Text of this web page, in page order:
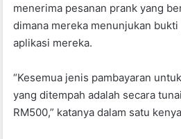
menerima pesanan prank yang
dimana mereka menunjukan bukti
aplikasi mereka.
“Kesemua jenis pambayaran
yang ditempah adalah secara
RM500,” katanya dalam satu